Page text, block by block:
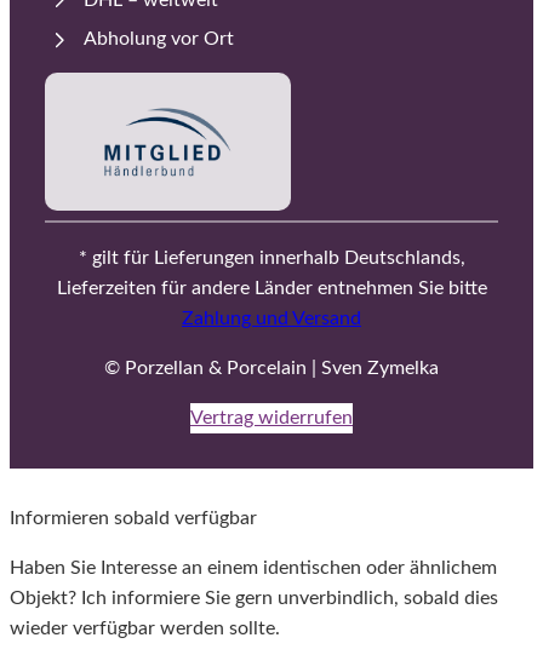
Abholung vor Ort
* gilt für Lieferungen innerhalb Deutschlands,
Lieferzeiten für andere Länder entnehmen Sie bitte
Zahlung und Versand
© Porzellan & Porcelain | Sven Zymelka
Vertrag widerrufen
Informieren sobald verfügbar
Haben Sie Interesse an einem identischen oder ähnlichem
Objekt? Ich informiere Sie gern unverbindlich, sobald dies
wieder verfügbar werden sollte.